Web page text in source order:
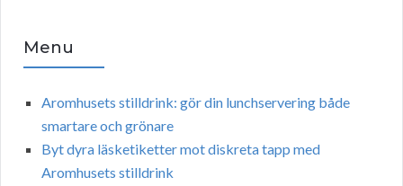
Menu
Aromhusets stilldrink: gör din lunchservering både
smartare och grönare
Byt dyra läsketiketter mot diskreta tapp med
Aromhusets stilldrink